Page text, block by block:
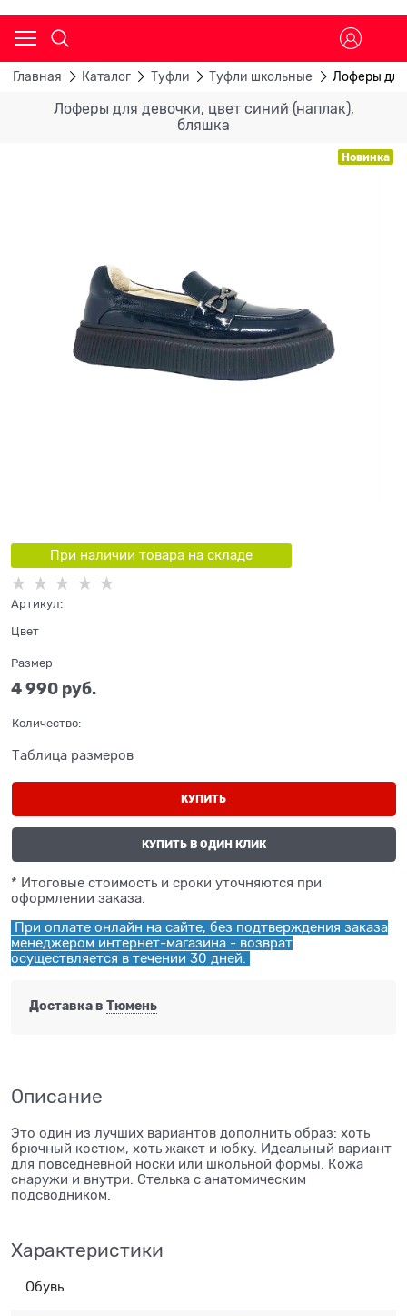
Главная Каталог Туфли Туфли школьные Лоферы для
Лоферы для девочки, цвет синий (наплак),
бляшка
Новинка
При наличии товара на складе
Артикул:
Цвет
Размер
4 990 руб.
Количество:
Таблица размеров
КУПИТЬ
КУПИТЬ В ОДИН КЛИК
* Итоговые стоимость и сроки уточняются при
оформлении заказа.
При оплате онлайн на сайте, без подтверждения заказа
менеджером интернет-магазина - возврат
осуществляется в течении 30 дней.
Доставка в Тюмень
Описание
Это один из лучших вариантов дополнить образ: хоть
брючный костюм, хоть жакет и юбку. Идеальный вариант
для повседневной носки или школьной формы. Кожа
снаружи и внутри. Стелька с анатомическим
подсводником.
Характеристики
Обувь